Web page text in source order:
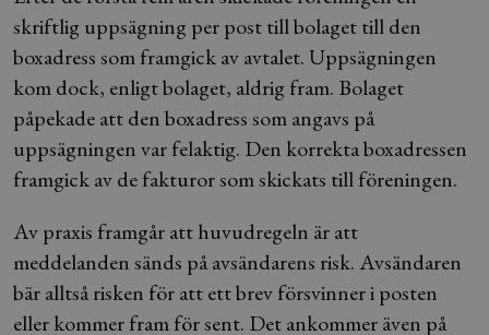
skriftlig uppsägning per post till bolaget till den
boxadress som framgick av avtalet. Uppsägningen
kom dock, enligt bolaget, aldrig fram. Bolaget
påpekade att den boxadress som angavs på
uppsägningen var felaktig. Den korrekta boxadressen
framgick av de fakturor som skickats till föreningen.
Av praxis framgår att huvudregeln är att
meddelanden sänds på avsändarens risk. Avsändaren
bär alltså risken för att ett brev försvinner i posten
eller kommer fram för sent. Det ankommer även på